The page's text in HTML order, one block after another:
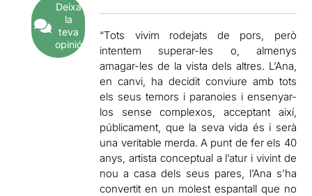
Deixa
la
teva
opinió
“Tots vivim rodejats de pors, però
intentem superar-les o, almenys
amagar-les de la vista dels altres. L’Ana,
en canvi, ha decidit conviure amb tots
els seus temors i paranoies i ensenyar-
los sense complexos, acceptant així,
públicament, que la seva vida és i serà
una veritable merda. A punt de fer els 40
anys, artista conceptual a l’atur i vivint de
nou a casa dels seus pares, l’Ana s’ha
convertit en un molest espantall que no